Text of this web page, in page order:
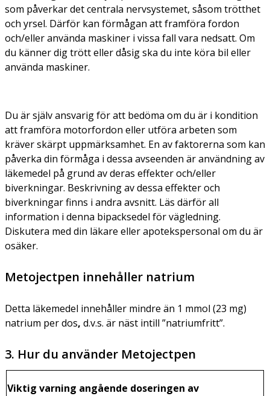
som påverkar det centrala nervsystemet, såsom trötthet
och yrsel. Därför kan förmågan att framföra fordon
och/eller använda maskiner i vissa fall vara nedsatt. Om
du känner dig trött eller dåsig ska du inte köra bil eller
använda maskiner.
Du är själv ansvarig för att bedöma om du är i kondition
att framföra motorfordon eller utföra arbeten som
kräver skärpt uppmärksamhet. En av faktorerna som kan
påverka din förmåga i dessa avseenden är användning av
läkemedel på grund av deras effekter och/eller
biverkningar. Beskrivning av dessa effekter och
biverkningar finns i andra avsnitt. Läs därför all
information i denna bipacksedel för vägledning.
Diskutera med din läkare eller apotekspersonal om du är
osäker.
Metojectpen innehåller natrium
Detta läkemedel innehåller mindre än 1 mmol (23 mg)
natrium per dos, d.v.s. är näst intill ”natriumfritt”.
3. Hur du använder Metojectpen
Viktig varning angående doseringen av